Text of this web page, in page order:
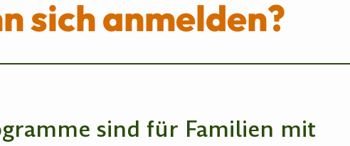
sich anmelden?
sind für Familien mit